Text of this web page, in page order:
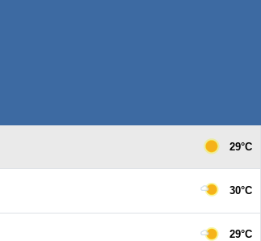
29°C
30°C
29°C